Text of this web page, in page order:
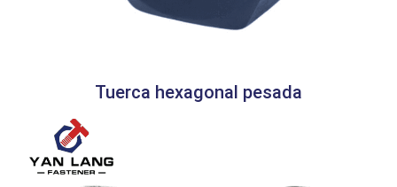
Tuerca hexagonal pesada